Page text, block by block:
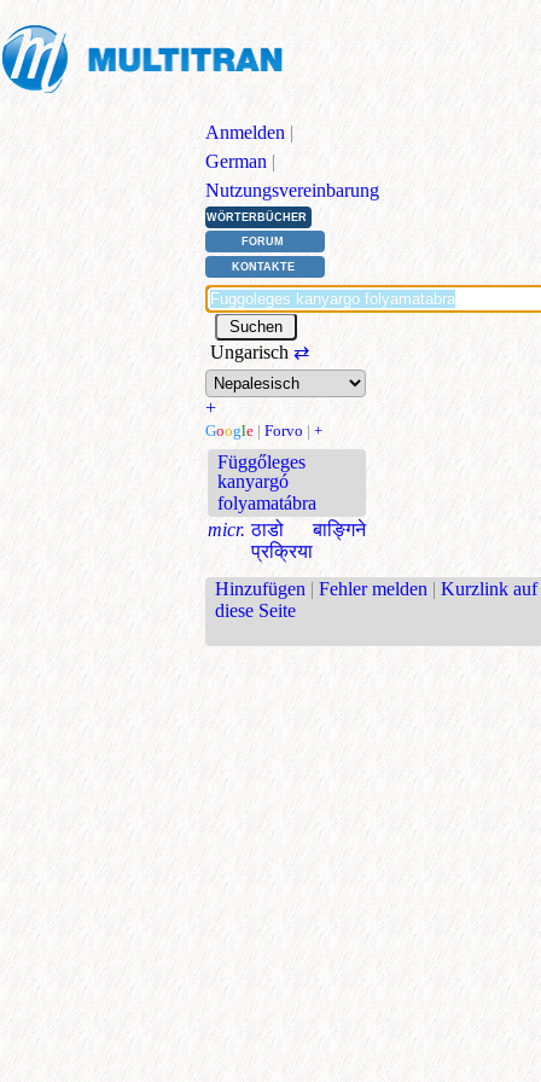
Anmelden |
German |
Nutzungsvereinbarung
WÖRTERBÜCHER
FORUM
KONTAKTE
Ungarisch⇄
+
Google | Forvo | +
Függőleges
kanyargó
folyamatábra
micr. ठाडो बाङ्गिने
प्रक्रिया
Hinzufügen | Fehler melden | Kurzlink auf
diese Seite